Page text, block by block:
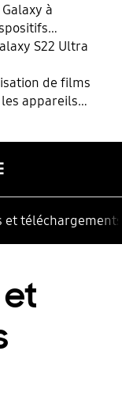
à
S22 Ultra
de films
appareils
et téléchargements